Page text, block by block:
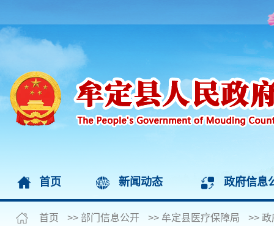
首页 新闻动态 政府信息
首页 >> 部门信息公开 >> 牟定县医疗保障局 >> 政